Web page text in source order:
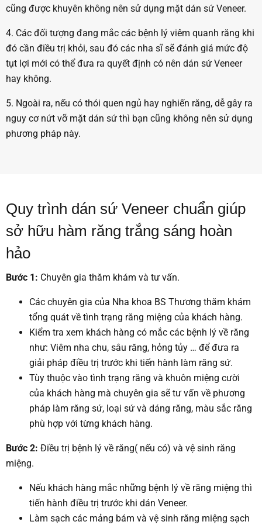
cũng được khuyên không nên sử dụng mặt dán sứ Veneer.
4. Các đối tượng đang mắc các bệnh lý viêm quanh răng khi
đó cần điều trị khỏi, sau đó các nha sĩ sẽ đánh giá mức độ
tụt lợi mới có thể đưa ra quyết định có nên dán sứ Veneer
hay không.
5. Ngoài ra, nếu có thói quen ngủ hay nghiến răng, dễ gây ra
nguy cơ nứt vỡ mặt dán sứ thì bạn cũng không nên sử dụng
phương pháp này.
Quy trình dán sứ Veneer chuẩn giúp
sở hữu hàm răng trắng sáng hoàn
hảo
Bước 1: Chuyên gia thăm khám và tư vấn.
Các chuyên gia của Nha khoa BS Thương thăm khám
tổng quát về tình trạng răng miệng của khách hàng.
Kiểm tra xem khách hàng có mắc các bệnh lý về răng
như: Viêm nha chu, sâu răng, hỏng tủy … để đưa ra
giải pháp điều trị trước khi tiến hành làm răng sứ.
Tùy thuộc vào tình trạng răng và khuôn miệng cười
của khách hàng mà chuyên gia sẽ tư vấn về phương
pháp làm răng sứ, loại sứ và dáng răng, màu sắc răng
phù hợp với từng khách hàng.
Bước 2: Điều trị bệnh lý về răng( nếu có) và vệ sinh răng
miệng.
Nếu khách hàng mắc những bệnh lý về răng miệng thì
tiến hành điều trị trước khi dán Veneer.
Làm sạch các mảng bám và vệ sinh răng miệng sạch